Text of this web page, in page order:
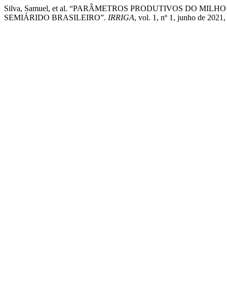
Silva, Samuel, et al. “PARÂMETROS PRODUTIVOS DO
SEMIÁRIDO BRASILEIRO”. IRRIGA, vol. 1, nº 1, junho de